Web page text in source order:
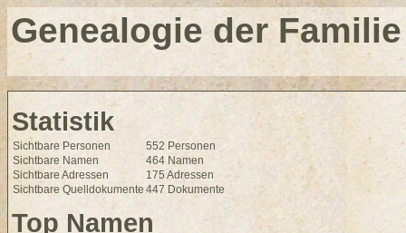
Genealogie der
Statistik
Sichtbare Personen
552 Personen
Sichtbare Namen
464 Namen
Sichtbare Adressen
175 Adressen
Sichtbare Quelldokumente 447 Dokumente
Top Namen